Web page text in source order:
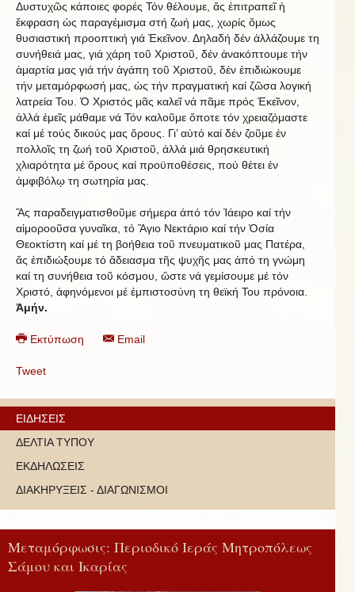
Δυστυχῶς κάποιες φορές Τόν θέλουμε, ἄς ἐπιτραπεῖ ἡ
ἔκφραση ὡς παραγέμισμα στή ζωή μας, χωρίς ὅμως
θυσιαστική προοπτική γιά Ἐκεῖνον. Δηλαδή δέν ἀλλάζουμε τη
συνήθειά μας, γιά χάρη τοῦ Χριστοῦ, δέν ἀνακόπτουμε τήν
ἁμαρτία μας γιά τήν ἀγάπη τοῦ Χριστοῦ, δέν ἐπιδιώκουμε
τήν μεταμόρφωσή μας, ὡς τήν πραγματική καί ζῶσα λογική
λατρεία Του. Ὁ Χριστός μᾶς καλεῖ νά πᾶμε πρός Ἐκεῖνον,
ἀλλά ἐμεῖς μάθαμε νά Τόν καλοῦμε ὅποτε τόν χρειαζόμαστε
καί μέ τούς δικούς μας ὅρους. Γι’ αὐτό καί δέν ζοῦμε ἐν
πολλοῖς τη ζωή τοῦ Χριστοῦ, ἀλλά μιά θρησκευτική
χλιαρότητα μέ ὅρους καί προϋποθέσεις, πού θέτει ἐν
ἀμφιβόλῳ τη σωτηρία μας.
Ἄς παραδειγματισθοῦμε σήμερα ἀπό τόν Ἰάειρο καί τήν
αἱμοροοῦσα γυναῖκα, τό Ἅγιο Νεκτάριο καί τήν Ὁσία
Θεοκτίστη καί μέ τη βοήθεια τοῦ πνευματικοῦ μας Πατέρα,
ἄς ἐπιδιώξουμε τό ἄδειασμα τῆς ψυχῆς μας ἀπό τη γνώμη
καί τη συνήθεια τοῦ κόσμου, ὥστε νά γεμίσουμε μέ τόν
Χριστό, ἀφηνόμενοι μέ ἐμπιστοσύνη τη θεϊκή Του πρόνοια.
Ἀμήν.
Εκτύπωση Email
Tweet
ΕΙΔΗΣΕΙΣ
ΔΕΛΤΙΑ ΤΥΠΟΥ
ΕΚΔΗΛΩΣΕΙΣ
ΔΙΑΚΗΡΥΞΕΙΣ - ΔΙΑΓΩΝΙΣΜΟΙ
Μεταμόρφωσις: Περιοδικό Ιεράς Μητροπόλεως
Σάμου και Ικαρίας